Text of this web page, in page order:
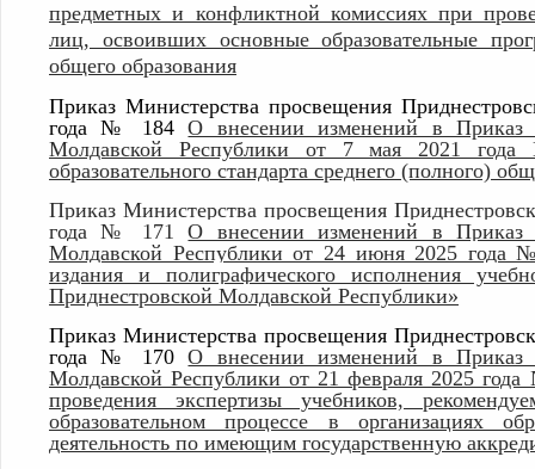
предметных и конфликтной комиссиях при
лиц, освоивших основные образовательные
общего образования
Приказ Министерства просвещения
года № 184О внесении изменений в Приказ
Молдавской Республики от 7 мая 2021 года
образовательного стандарта среднего (полного)
Приказ Министерства просвещения
года № 171О внесении изменений в Приказ
Молдавской Республики от 24 июня 2025 года
издания и полиграфического исполнения
Приднестровской Молдавской Республики»
Приказ Министерства просвещения
года № 170О внесении изменений в Приказ
Молдавской Республики от 21 февраля 2025
проведения экспертизы учебников,
образовательном процессе в организациях
деятельность по имеющим государственную